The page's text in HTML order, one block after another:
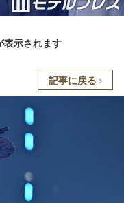
表示されます
記事に戻る